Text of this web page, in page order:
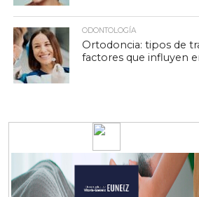
ODONTOLOGÍA
Ortodoncia: tipos de
factores que influyen